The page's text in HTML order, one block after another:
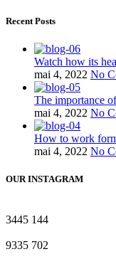
Recent Posts
Watch how its
mai 4, 2022 No
The importance
mai 4, 2022 No
How to work
mai 4, 2022 No
OUR INSTAGRAM
3445 144
9335 702